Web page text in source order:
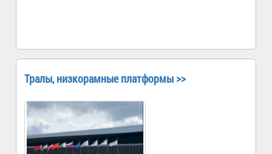
Тралы, низкорамные платформы >>